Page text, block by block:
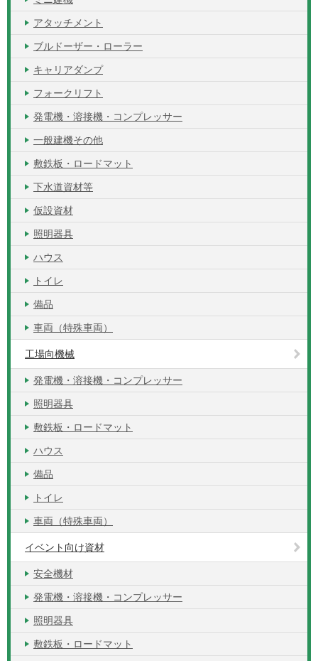
アタッチメント
ブルドーザー・ローラー
キャリアダンプ
フォークリフト
発電機・溶接機・コンプレッサー
一般建機その他
敷鉄板・ロードマット
下水道資材等
仮設資材
照明器具
ハウス
トイレ
備品
車両（特殊車両）
工場向機械
発電機・溶接機・コンプレッサー
照明器具
敷鉄板・ロードマット
ハウス
備品
トイレ
車両（特殊車両）
イベント向け資材
安全機材
発電機・溶接機・コンプレッサー
照明器具
敷鉄板・ロードマット